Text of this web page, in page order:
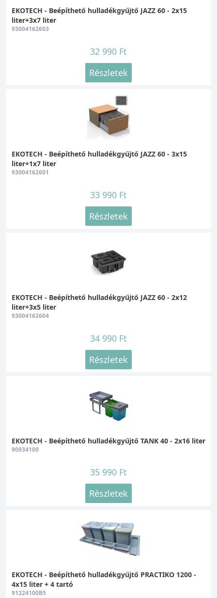
EKOTECH - Beépíthető hulladékgyűjtő JAZZ 60 - 2x15
liter+3x7 liter
93004162603
32 990 Ft
Részletek
EKOTECH - Beépíthető hulladékgyűjtő JAZZ 60 - 3x15
liter+1x7 liter
93004162601
33 990 Ft
Részletek
EKOTECH - Beépíthető hulladékgyűjtő JAZZ 60 - 2x12
liter+3x5 liter
93004162604
34 990 Ft
Részletek
EKOTECH - Beépíthető hulladékgyűjtő TANK 40 - 2x16 liter
90934100
35 990 Ft
Részletek
EKOTECH - Beépíthető hulladékgyűjtő PRACTIKO 1200 -
4x15 liter + 4 tartó
91224100B5